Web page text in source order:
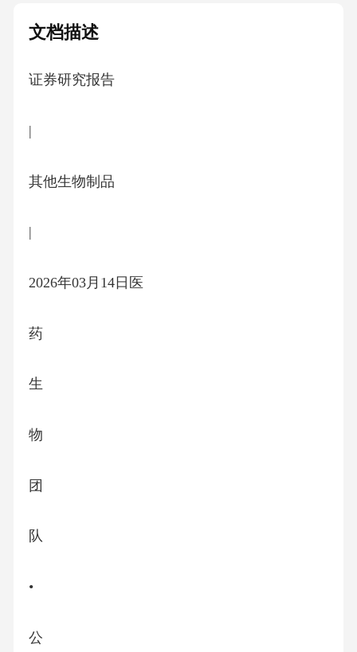
文档描述
证券研究报告
|
其他生物制品
|
2026年03月14日医
药
生
物
团
队
•
公